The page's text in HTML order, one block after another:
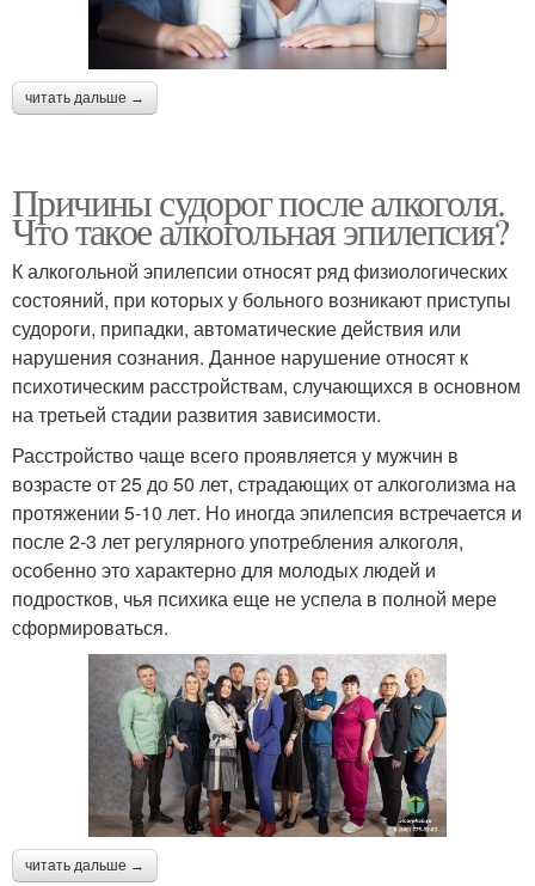
читать дальше →
Причины судорог после алкоголя.
Что такое алкогольная эпилепсия?
К алкогольной эпилепсии относят ряд физиологических
состояний, при которых у больного возникают приступы
судороги, припадки, автоматические действия или
нарушения сознания. Данное нарушение относят к
психотическим расстройствам, случающихся в основном
на третьей стадии развития зависимости.
Расстройство чаще всего проявляется у мужчин в
возрасте от 25 до 50 лет, страдающих от алкоголизма на
протяжении 5-10 лет. Но иногда эпилепсия встречается и
после 2-3 лет регулярного употребления алкоголя,
особенно это характерно для молодых людей и
подростков, чья психика еще не успела в полной мере
сформироваться.
читать дальше →